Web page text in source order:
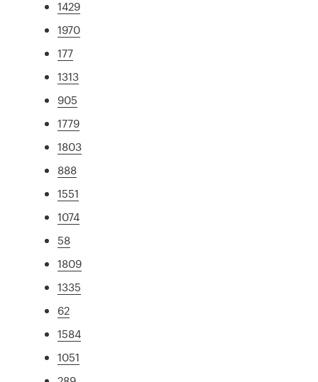
1429
1970
177
1313
905
1779
1803
888
1551
1074
58
1809
1335
62
1584
1051